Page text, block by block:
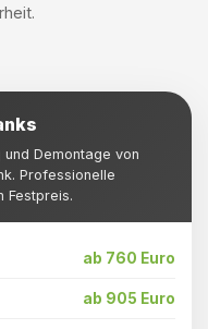
Demontage von
Professionelle
Festpreis.
ab 760 Euro
ab 905 Euro